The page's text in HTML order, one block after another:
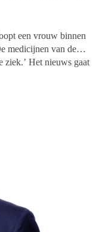
een vrouw binnen
medicijnen van de
ziek.’ Het nieuws gaat
een kennis die
buur beter dan een